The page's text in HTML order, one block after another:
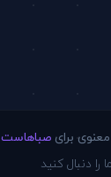
برای صباهاست
ما را دنبال کنید